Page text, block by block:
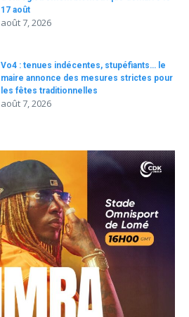
17 août
août 7, 2026
Vo4 : tenues indécentes, stupéfiants… le
maire annonce des mesures strictes pour
les fêtes traditionnelles
août 7, 2026